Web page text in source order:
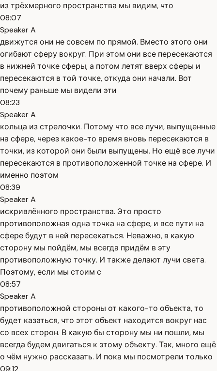
из трёхмерного пространства мы видим, что
08:07
Speaker A
движутся они не совсем по прямой. Вместо этого они
огибают сферу вокруг. При этом они все пересекаются
в нижней точке сферы, а потом летят вверх сферы и
пересекаются в той точке, откуда они начали. Вот
почему раньше мы видели эти
08:23
Speaker A
кольца из стрелочки. Потому что все лучи, выпущенные
на сфере, через какое-то время вновь пересекаются в
точки, из которой они были выпущены. Но ещё все лучи
пересекаются в противоположенной точке на сфере. И
именно поэтом
08:39
Speaker A
искривлённого пространства. Это просто
противоположная одна точка на сфере, и все пути на
сфере будут в ней пересекаться. Неважно, в какую
сторону мы пойдём, мы всегда придём в эту
противоположную точку. И также делают лучи света.
Поэтому, если мы стоим с
08:57
Speaker A
противоположной стороны от какого-то объекта, то
будет казаться, что этот объект находится вокруг нас
со всех сторон. В какую бы сторону мы ни пошли, мы
всегда будем двигаться к этому объекту. Так, много ещё
о чём нужно рассказать. И пока мы посмотрели только
09:12